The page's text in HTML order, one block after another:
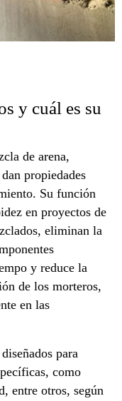
y cuál es su
de arena,
propiedades
Su función
en proyectos de
eliminan la
y reduce la
de los morteros,
en las
para
como
entre otros, según